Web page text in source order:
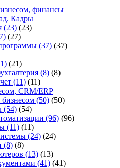
финансы
Кадры
(23) (23)
(27)
(37) (37)
(21)
(8) (8)
(11) (11)
CRM/ERP
(50) (50)
(54) (54)
(96) (96)
(11) (11)
(24) (24)
(8) (8)
(13) (13)
(41) (41)